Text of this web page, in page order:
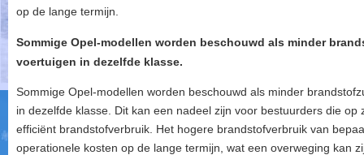
op de lange termijn.
Sommige Opel-modellen worden beschouwd als minder
voertuigen in dezelfde klasse.
Sommige Opel-modellen worden beschouwd als minder
in dezelfde klasse. Dit kan een nadeel zijn voor bestuurders die
efficiënt brandstofverbruik. Het hogere brandstofverbruik van
operationele kosten op de lange termijn, wat een overweging kan